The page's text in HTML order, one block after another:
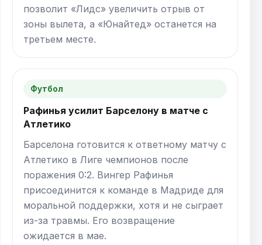
позволит «Лидс» увеличить отрыв от
зоны вылета, а «Юнайтед» останется на
третьем месте.
Футбол
Рафинья усилит Барселону в матче с
Атлетико
Барселона готовится к ответному матчу с
Атлетико в Лиге чемпионов после
поражения 0:2. Вингер Рафинья
присоединится к команде в Мадриде для
моральной поддержки, хотя и не сыграет
из-за травмы. Его возвращение
ожидается в мае.